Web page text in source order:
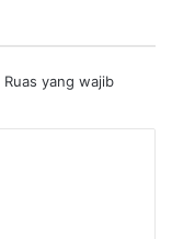
Ruas yang wajib